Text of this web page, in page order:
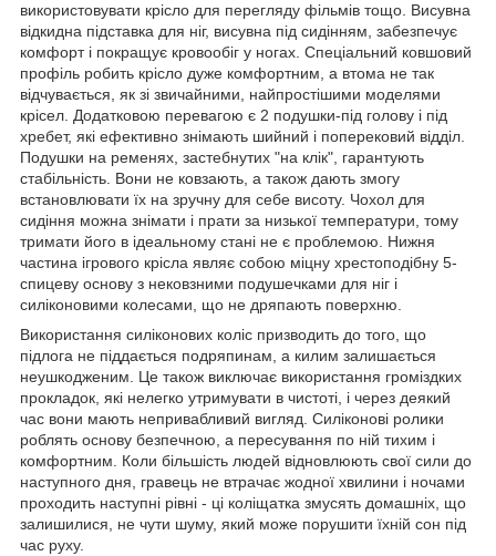
використовувати крісло для перегляду фільмів тощо. Висувна
відкидна підставка для ніг, висувна під сидінням, забезпечує
комфорт і покращує кровообіг у ногах. Спеціальний ковшовий
профіль робить крісло дуже комфортним, а втома не так
відчувається, як зі звичайними, найпростішими моделями
крісел. Додатковою перевагою є 2 подушки-під голову і під
хребет, які ефективно знімають шийний і поперековий відділ.
Подушки на ременях, застебнутих "на клік", гарантують
стабільність. Вони не ковзають, а також дають змогу
встановлювати їх на зручну для себе висоту. Чохол для
сидіння можна знімати і прати за низької температури, тому
тримати його в ідеальному стані не є проблемою. Нижня
частина ігрового крісла являє собою міцну хрестоподібну 5-
спицеву основу з нековзними подушечками для ніг і
силіконовими колесами, що не дряпають поверхню.
Використання силіконових коліс призводить до того, що
підлога не піддається подряпинам, а килим залишається
неушкодженим. Це також виключає використання громіздких
прокладок, які нелегко утримувати в чистоті, і через деякий
час вони мають непривабливий вигляд. Силіконові ролики
роблять основу безпечною, а пересування по ній тихим і
комфортним. Коли більшість людей відновлюють свої сили до
наступного дня, гравець не втрачає жодної хвилини і ночами
проходить наступні рівні - ці коліщатка змусять домашніх, що
залишилися, не чути шуму, який може порушити їхній сон під
час руху.